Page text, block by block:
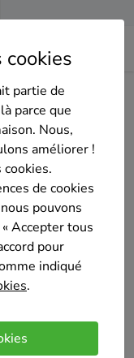
partie de
parce que
Nous,
améliorer !
de cookies
pouvons
Accepter tous
pour
indiqué
.
Optima Energy
de façade, et